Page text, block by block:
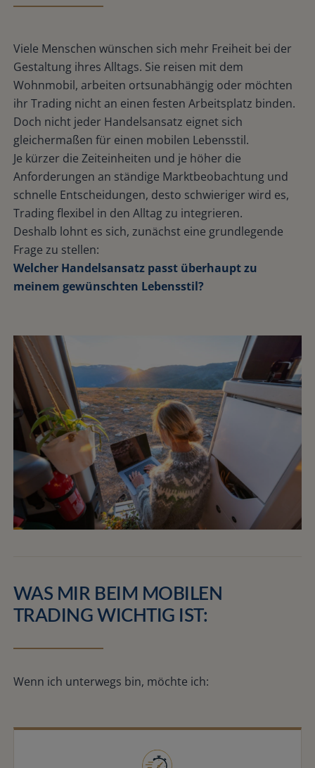
Viele Menschen wünschen sich mehr Freiheit bei der
Gestaltung ihres Alltags. Sie reisen mit dem
Wohnmobil, arbeiten ortsunabhängig oder möchten
ihr Trading nicht an einen festen Arbeitsplatz binden.
Doch nicht jeder Handelsansatz eignet sich
gleichermaßen für einen mobilen Lebensstil.
Je kürzer die Zeiteinheiten und je höher die
Anforderungen an ständige Marktbeobachtung und
schnelle Entscheidungen, desto schwieriger wird es,
Trading flexibel in den Alltag zu integrieren.
Deshalb lohnt es sich, zunächst eine grundlegende
Frage zu stellen:
Welcher Handelsansatz passt überhaupt zu
meinem gewünschten Lebensstil?
WAS MIR BEIM MOBILEN
TRADING WICHTIG IST:
Wenn ich unterwegs bin, möchte ich: